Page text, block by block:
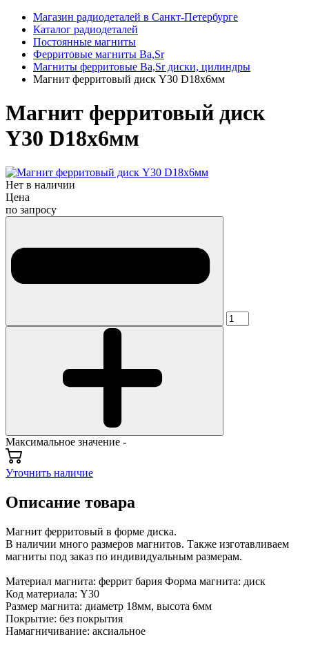
Магазин радиодеталей в Санкт-Петербурге
Каталог радиодеталей
Постоянные магниты
Ферритовые магниты Ba,Sr
Магниты ферритовые Ba,Sr диски, цилиндры
Магнит ферритовый диск Y30 D18х6мм
Магнит ферритовый диск
Y30 D18х6мм
Нет в наличии
Цена
по запросу
Максимальное значение -
Уточнить наличие
Описание товара
Магнит ферритовый в форме диска.
В наличии много размеров магнитов. Также изготавливаем
магниты под заказ по индивидуальным размерам.
Материал магнита: феррит бария Форма магнита: диск
Код материала: Y30
Размер магнита: диаметр 18мм, высота 6мм
Покрытие: без покрытия
Намагничивание: аксиальное